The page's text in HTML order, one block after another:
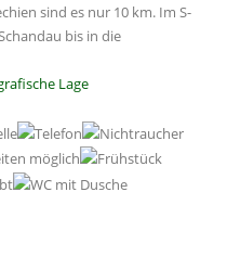
sind es nur 10 km. Im S-
bis in die
Lage